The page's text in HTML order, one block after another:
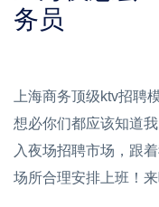
务员
上海商务顶级ktv招聘
想必你们都应该知道
入夜场招聘市场，跟
场所合理安排上班！来